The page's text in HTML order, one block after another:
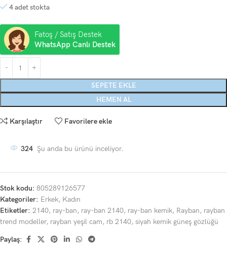
4 adet stokta
Fatoş / Satış Destek
WhatsApp Canlı Destek
SEPETE EKLE
HEMEN AL
Karşılaştır Favorilere ekle
324 Şu anda bu ürünü inceliyor.
Stok kodu: 805289126577
Kategoriler: Erkek, Kadın
Etiketler: 2140, ray-ban, ray-ban 2140, ray-ban kemik, Rayban, rayban
trend modeller, rayban yeşil cam, rb 2140, siyah kemik güneş gözlüğü
Paylaş: